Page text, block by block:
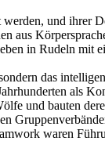
und ihrer
aus
in Rudeln mit
das
als
und bauten
waren